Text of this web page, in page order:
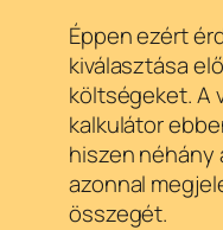
Éppen ezért
kiválasztása
költségeket. A
kalkulátor
hiszen néhány
azonnal
összegét.